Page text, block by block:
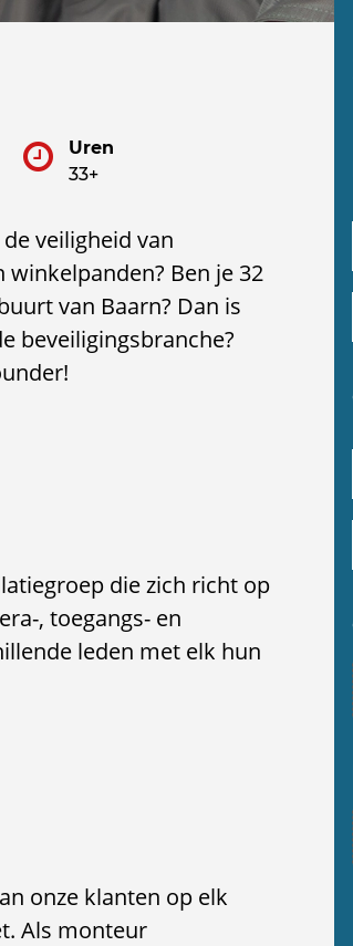
Uren
33+
veiligheid van
Ben je 32
van Baarn? Dan is
beveiligingsbranche?
die zich richt op
, toegangs- en
leden met elk hun
onze klanten op elk
Als monteur